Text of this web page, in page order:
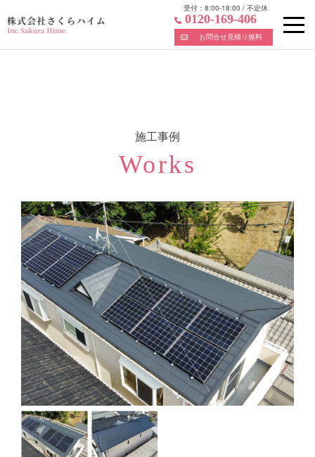
Skip
受付： 8:00-18:00 / 不定休
0120-169-406
お問合せ見積り無料
施工事例
Works